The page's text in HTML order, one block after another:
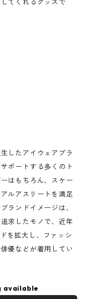
てくれるグッズで
したアイウェアブラ
ポートする多くのト
はもちろん、スケー
ルアスリートを満足
ランドイメージは、
求したモノで、近年
を拡大し、ファッシ
優などが着用してい
available